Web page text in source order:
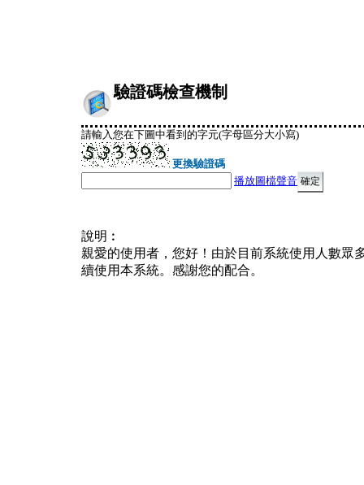
驗證碼檢查機制
請輸入您在下圖中看到的字元(字母區分大小寫)
更換驗證碼
播放圖檔聲音
說明︰
親愛的使用者，您好！由於目前系統使用人數眾
續使用本系統。感謝您的配合。